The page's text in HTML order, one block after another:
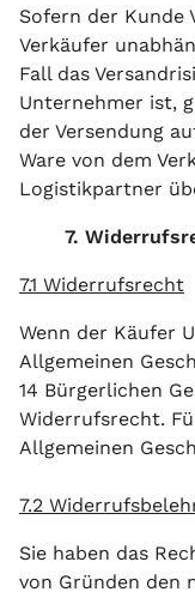
Sofern der Kunde
Verkäufer
Fall das
Unternehmer ist,
der Versendung
Ware von dem
Logistikpartner
7.
7.1 Widerrufsrecht
Wenn der Käufer
Allgemeinen
14 Bürgerlichen
Widerrufsrecht.
Allgemeinen
7.2
Sie haben das
von Gründen den